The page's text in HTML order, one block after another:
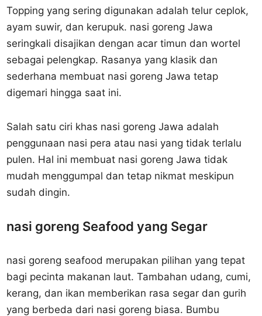
Topping yang sering digunakan adalah telur ceplok,
ayam suwir, dan kerupuk. nasi goreng Jawa
seringkali disajikan dengan acar timun dan wortel
sebagai pelengkap. Rasanya yang klasik dan
sederhana membuat nasi goreng Jawa tetap
digemari hingga saat ini.
Salah satu ciri khas nasi goreng Jawa adalah
penggunaan nasi pera atau nasi yang tidak terlalu
pulen. Hal ini membuat nasi goreng Jawa tidak
mudah menggumpal dan tetap nikmat meskipun
sudah dingin.
nasi goreng Seafood yang Segar
nasi goreng seafood merupakan pilihan yang tepat
bagi pecinta makanan laut. Tambahan udang, cumi,
kerang, dan ikan memberikan rasa segar dan gurih
yang berbeda dari nasi goreng biasa. Bumbu